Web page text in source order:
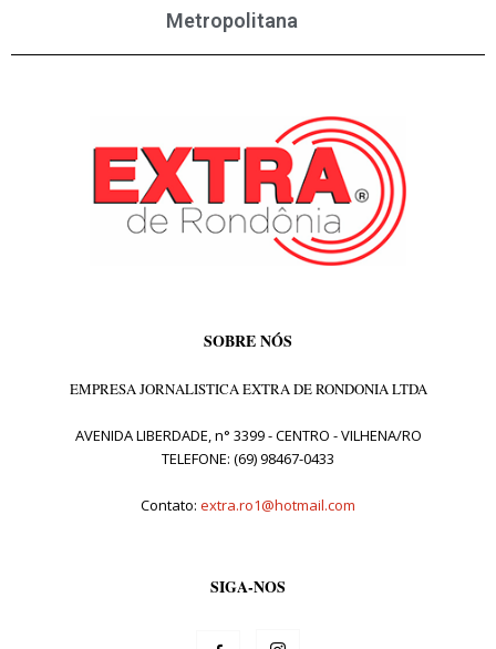
Metropolitana
SOBRE NÓS
EMPRESA JORNALISTICA EXTRA DE RONDONIA LTDA
AVENIDA LIBERDADE, n° 3399 - CENTRO - VILHENA/RO
TELEFONE: (69) 98467-0433
Contato: extra.ro1@hotmail.com
SIGA-NOS